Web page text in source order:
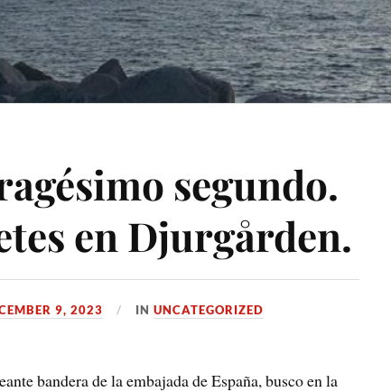
segundo.
en Djurgården.
9, 2023 INUNCATEGORIZED
bandera de la embajada de España, busco en la